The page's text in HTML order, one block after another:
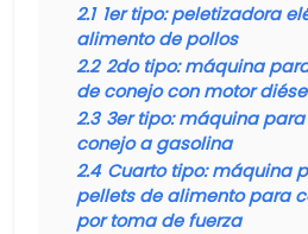
2.1 1er tipo: peletizadora
alimento de pollos
2.2 2do tipo: máquina
de conejo con motor
2.3 3er tipo: máquina
conejo a gasolina
2.4 Cuarto tipo: máquina
pellets de alimento para
por toma de fuerza